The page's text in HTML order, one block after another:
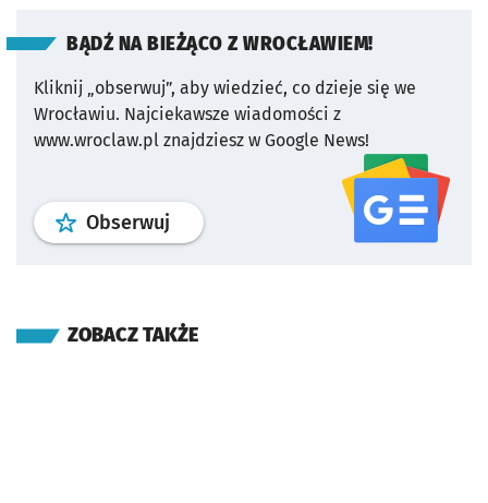
BĄDŹ NA BIEŻĄCO Z WROCŁAWIEM!
Kliknij „obserwuj”, aby wiedzieć, co dzieje się we
Wrocławiu. Najciekawsze wiadomości z
www.wroclaw.pl znajdziesz w Google News!
Obserwuj profil serwisu
ZOBACZ TAKŻE